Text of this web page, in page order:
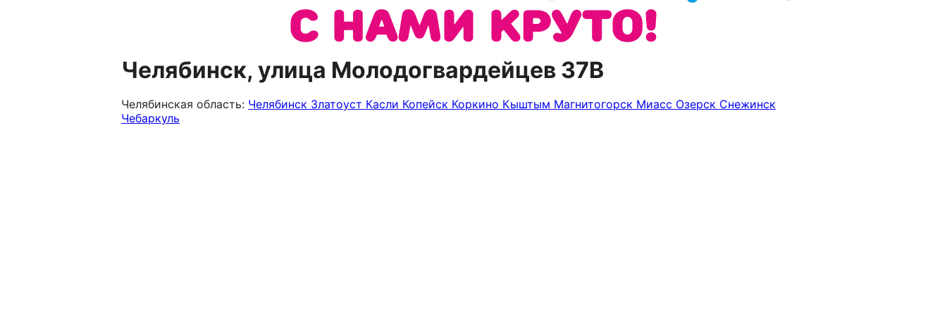
Челябинск, улица Молодогвардейцев 37В
Челябинская область: Челябинск Златоуст Касли Копейск Коркино Кыштым Магнитогорск Миасс Озерск Снежинск
Чебаркуль